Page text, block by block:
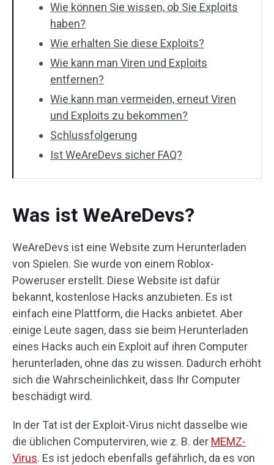
Wie können Sie wissen, ob Sie Exploits
haben?
Wie erhalten Sie diese Exploits?
Wie kann man Viren und Exploits
entfernen?
Wie kann man vermeiden, erneut Viren
und Exploits zu bekommen?
Schlussfolgerung
Ist WeAreDevs sicher FAQ?
Was ist WeAreDevs?
WeAreDevs ist eine Website zum Herunterladen
von Spielen. Sie wurde von einem Roblox-
Poweruser erstellt. Diese Website ist dafür
bekannt, kostenlose Hacks anzubieten. Es ist
einfach eine Plattform, die Hacks anbietet. Aber
einige Leute sagen, dass sie beim Herunterladen
eines Hacks auch ein Exploit auf ihren Computer
herunterladen, ohne das zu wissen. Dadurch erhöht
sich die Wahrscheinlichkeit, dass Ihr Computer
beschädigt wird.
In der Tat ist der Exploit-Virus nicht dasselbe wie
die üblichen Computerviren, wie z. B. der MEMZ-
Virus. Es ist jedoch ebenfalls gefährlich, da es von